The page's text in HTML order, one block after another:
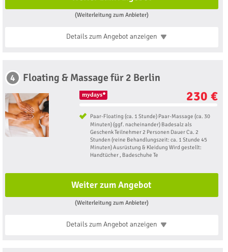
(Weiterleitung zum Anbieter)
Details zum Angebotanzeigen
4 Floating & Massage für 2 Berlin
230 €
Paar-Floating (ca. 1 Stunde) Paar-Massage (ca. 30
Minuten) (ggf. nacheinander) Badesalz als
Geschenk Teilnehmer 2 Personen Dauer Ca. 2
Stunden (reine Behandlungszeit: ca. 1 Stunde 45
Minuten) Ausrüstung & Kleidung Wird gestellt:
Handtücher , Badeschuhe Te
Weiter zum Angebot
(Weiterleitung zum Anbieter)
Details zum Angebotanzeigen